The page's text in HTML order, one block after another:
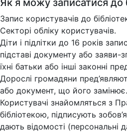
Як я можу записатися до
Запис користувачів до
Секторі обліку користувачів.
Діти і підлітки до 16 років
підставі документу або заяви-
їхні батьки або інші законні
Дорослі громадяни
або документ, що його замінює.
Користувачі знайомляться з
бібліотекою, підписують
дають відомості (персональні